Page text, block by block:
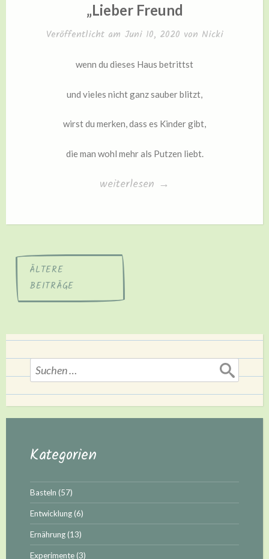
„Lieber Freund
Veröffentlicht am Juni 10, 2020 von Nicki
wenn du dieses Haus betrittst
und vieles nicht ganz sauber blitzt,
wirst du merken, dass es Kinder gibt,
die man wohl mehr als Putzen liebt.
„„Lieber
weiterlesen →
Beitragsnavigation
ÄLTERE
BEITRÄGE
Suchen
nach:
Kategorien
Basteln (57)
Entwicklung(6)
Ernährung(13)
Experimente(3)